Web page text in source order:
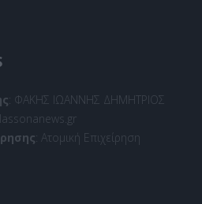
: ΦΑΚΗΣ ΙΩΑΝΝΗΣ ΔΗΜΗΤΡΙΟΣ
: Ατομική Επιχείρηση